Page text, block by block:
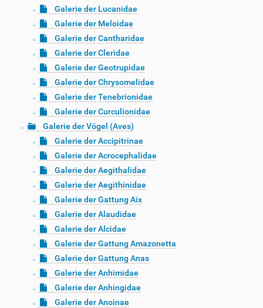
Galerie der Lucanidae
Galerie der Meloidae
Galerie der Cantharidae
Galerie der Cleridae
Galerie der Geotrupidae
Galerie der Chrysomelidae
Galerie der Tenebrionidae
Galerie der Curculionidae
Galerie der Vögel (Aves)
Galerie der Accipitrinae
Galerie der Acrocephalidae
Galerie der Aegithalidae
Galerie der Aegithinidae
Galerie der Gattung Aix
Galerie der Alaudidae
Galerie der Alcidae
Galerie der Gattung Amazonetta
Galerie der Gattung Anas
Galerie der Anhimidae
Galerie der Anhingidae
Galerie der Anoinae